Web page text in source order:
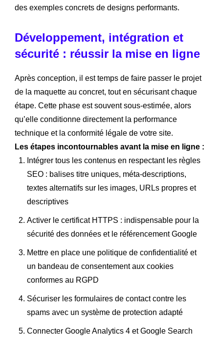
des exemples concrets de designs performants.
Développement, intégration et
sécurité : réussir la mise en ligne
Après conception, il est temps de faire passer le projet
de la maquette au concret, tout en sécurisant chaque
étape. Cette phase est souvent sous-estimée, alors
qu’elle conditionne directement la performance
technique et la conformité légale de votre site.
Les étapes incontournables avant la mise en ligne :
Intégrer tous les contenus en respectant les règles
SEO : balises titre uniques, méta-descriptions,
textes alternatifs sur les images, URLs propres et
descriptives
Activer le certificat HTTPS : indispensable pour la
sécurité des données et le référencement Google
Mettre en place une politique de confidentialité et
un bandeau de consentement aux cookies
conformes au RGPD
Sécuriser les formulaires de contact contre les
spams avec un système de protection adapté
Connecter Google Analytics 4 et Google Search